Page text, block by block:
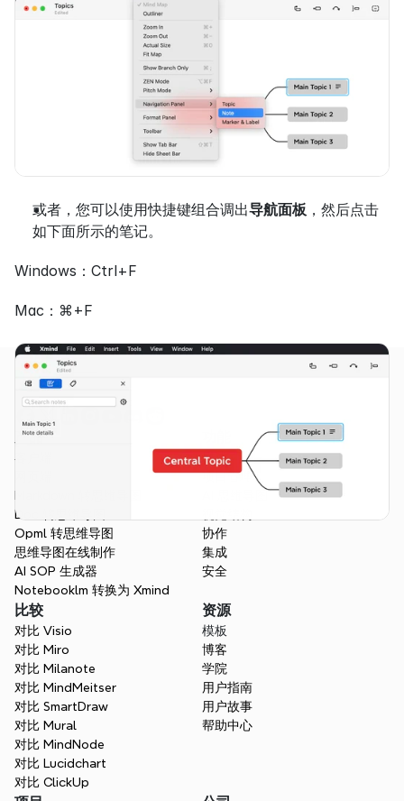
或者，您可以使用快捷键组合调出导航面板 ，然后点击
如下面所示的笔记。
Windows：Ctrl+F
Mac：⌘+F
产品
客户端
Doc 转思维导图
Opml 转思维导图
思维导图在线制作
AI SOP 生成器
Notebooklm 转换为 Xmind
概述
项目管理
协作
集成
安全
比较
对比 Visio
对比 Miro
对比 Milanote
对比 MindMeitser
对比 SmartDraw
对比 Mural
对比 MindNode
对比 Lucidchart
对比 ClickUp
资源
模板
博客
学院
用户指南
用户故事
帮助中心